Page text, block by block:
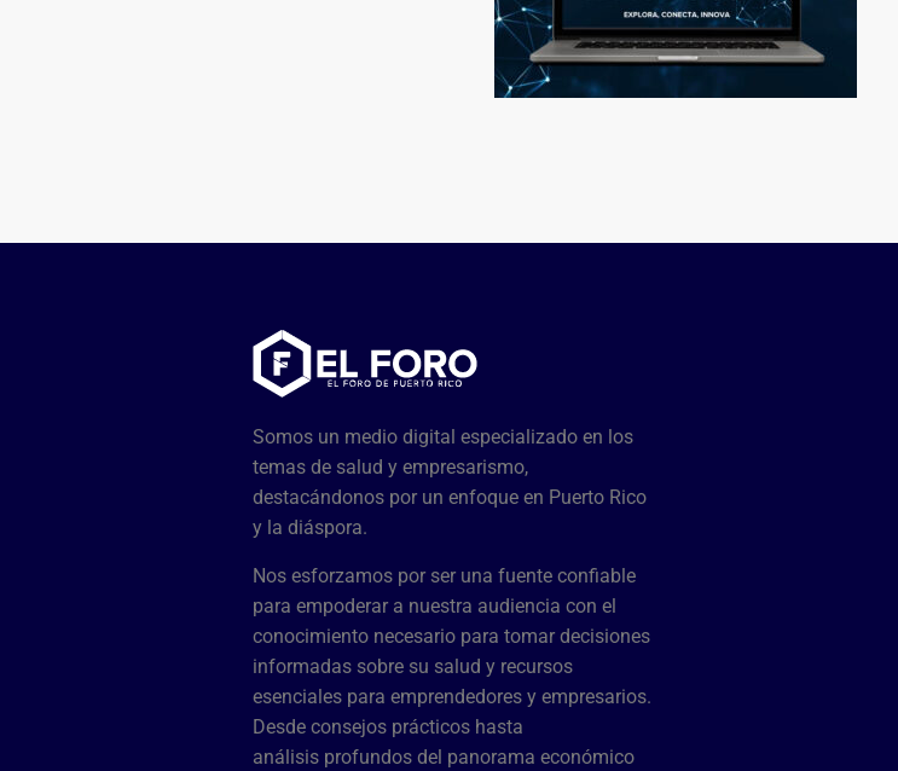
Somos un medio digital especializado en los
temas de salud y empresarismo,
destacándonos por un enfoque en Puerto Rico
y la diáspora.
Nos esforzamos por ser una fuente confiable
para empoderar a nuestra audiencia con el
conocimiento necesario para tomar decisiones
informadas sobre su salud y recursos
esenciales para emprendedores y empresarios.
Desde consejos prácticos hasta
análisis profundos del panorama económico